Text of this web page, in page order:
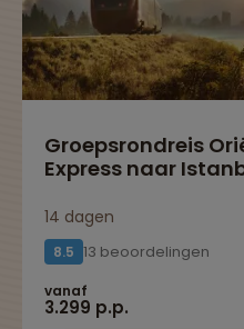
Groepsrondreis
Express naar
14 dagen
8.5 13 beoordelingen
vanaf
3.299 p.p.